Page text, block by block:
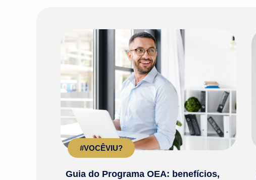
#VOCÊVIU?
Guia do Programa OEA: benefícios,